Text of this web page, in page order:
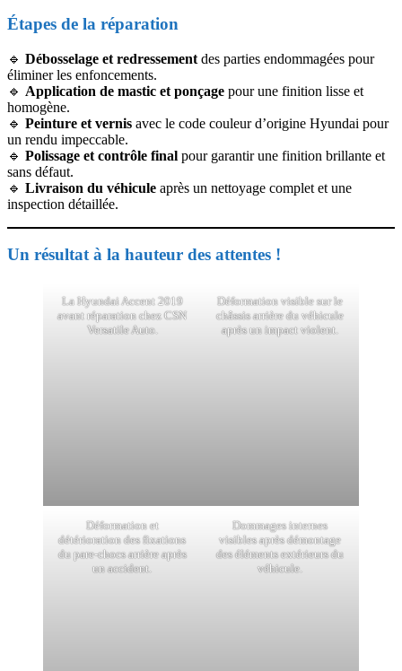
Étapes de la réparation
🔹 Débosselage et redressement des parties endommagées pour
éliminer les enfoncements.
🔹 Application de mastic et ponçage pour une finition lisse et
homogène.
🔹 Peinture et vernis avec le code couleur d’origine Hyundai pour
un rendu impeccable.
🔹 Polissage et contrôle final pour garantir une finition brillante et
sans défaut.
🔹 Livraison du véhicule après un nettoyage complet et une
inspection détaillée.
Un résultat à la hauteur des attentes !
La Hyundai Accent 2019
avant réparation chez CSN
Versatile Auto.
Déformation visible sur le
châssis arrière du véhicule
après un impact violent.
Déformation et
détérioration des fixations
du pare-chocs arrière après
un accident.
Dommages internes
visibles après démontage
des éléments extérieurs du
véhicule.